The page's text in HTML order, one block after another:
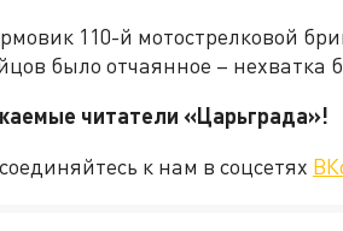
110-й мотострелковой
было отчаянное – нехватка
читатели
к нам в соцсетях